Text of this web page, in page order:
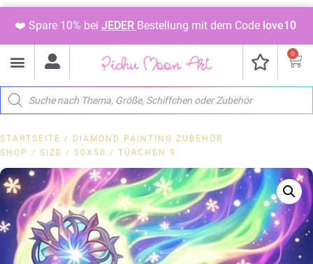
❤️ Spare 10% bei JEDER Bestellung mit dem Code love10
0
STARTSEITE /
DIAMOND PAINTING ZUBEHÖR
SHOP / SIZE / 50X50 / TÜRCHEN 9